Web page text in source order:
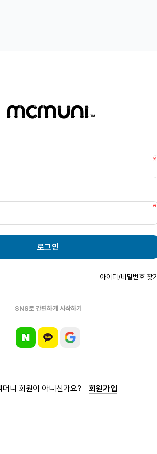
로그인
아이디/비밀번호 찾기
SNS로 간편하게 시작하기
머니 회원이 아니신가요? 회원가입